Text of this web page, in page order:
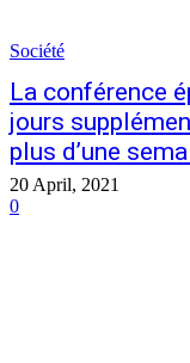
Société
La conférence
jours
plus d’une
20 April, 2021
0